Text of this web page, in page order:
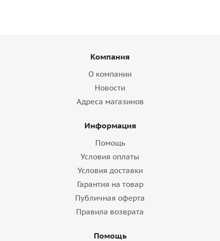
Компания
О компании
Новости
Адреса магазинов
Информация
Помощь
Условия оплаты
Условия доставки
Гарантия на товар
Публичная оферта
Правила возврата
Помощь